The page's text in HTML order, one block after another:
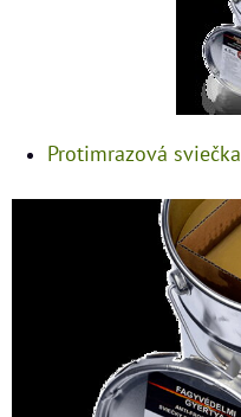
Protimrazová sviečka